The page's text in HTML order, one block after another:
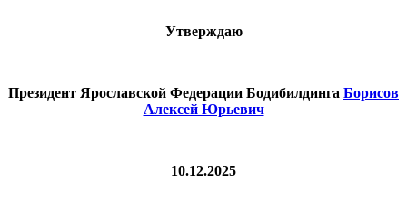
Утверждаю
Президент Ярославской Федерации Бодибилдинга Борисов
Алексей Юрьевич
10.12.2025